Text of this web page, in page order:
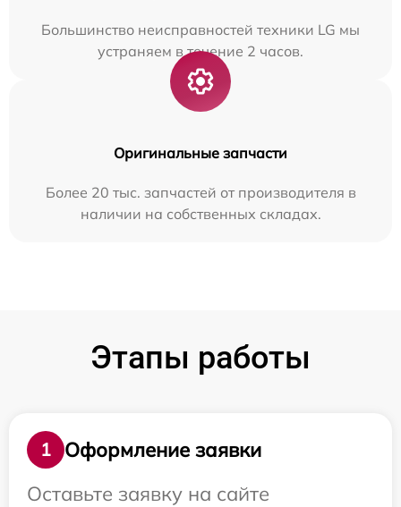
Большинство неисправностей техники LG мы
устраняем в течение 2 часов.
Оригинальные запчасти
Более 20 тыс. запчастей от производителя в
наличии на собственных складах.
Этапы работы
1
Оформление заявки
Оставьте заявку на сайте